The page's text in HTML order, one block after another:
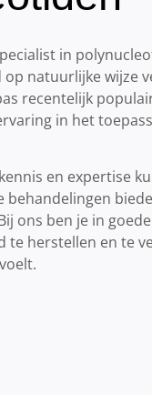
in
natuurlijke wijze
recentelijk
in het
en expertise
behandelingen
ons ben je in
te herstellen en te